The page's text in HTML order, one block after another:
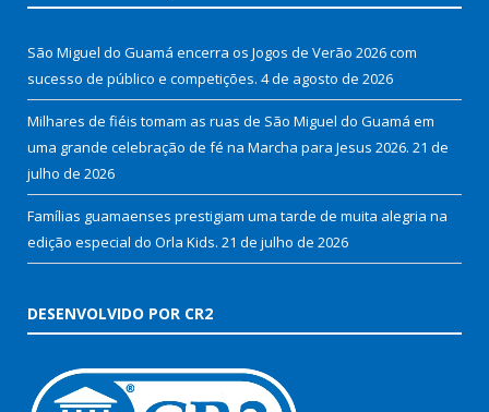
São Miguel do Guamá encerra os Jogos de Verão 2026 com
sucesso de público e competições. 4 de agosto de 2026
Milhares de fiéis tomam as ruas de São Miguel do Guamá em
uma grande celebração de fé na Marcha para Jesus 2026. 21 de
julho de 2026
Famílias guamaenses prestigiam uma tarde de muita alegria na
edição especial do Orla Kids. 21 de julho de 2026
DESENVOLVIDO POR CR2